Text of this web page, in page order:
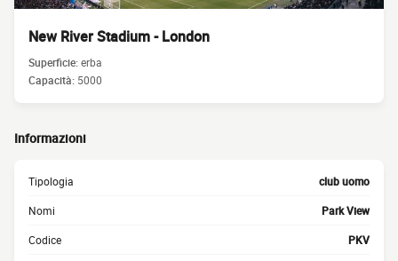
New River Stadium - London
Superficie:erba
Capacità: 5000
Informazioni
Tipologia club uomo
Nomi Park View
Codice PKV